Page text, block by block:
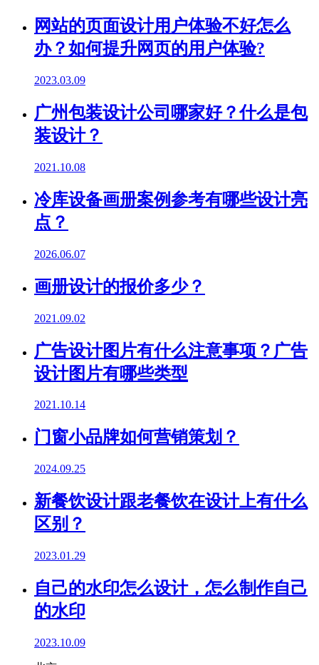
网站的页面设计用户体验不好怎么
办？如何提升网页的用户体验?
2023.03.09
广州包装设计公司哪家好？什么是包
装设计？
2021.10.08
冷库设备画册案例参考有哪些设计亮
点？
2026.06.07
画册设计的报价多少？
2021.09.02
广告设计图片有什么注意事项？广告
设计图片有哪些类型
2021.10.14
门窗小品牌如何营销策划？
2024.09.25
新餐饮设计跟老餐饮在设计上有什么
区别？
2023.01.29
自己的水印怎么设计，怎么制作自己
的水印
2023.10.09